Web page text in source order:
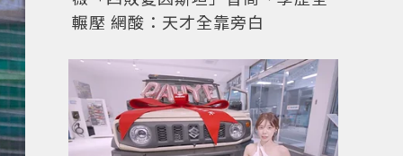
輾壓 網酸：天才全靠旁白